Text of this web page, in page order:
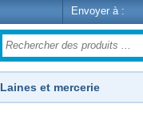
Envoyer à :
Laines et mercerie